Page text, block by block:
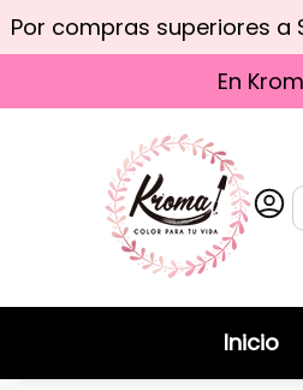
Por compras superiores
En
Inicio